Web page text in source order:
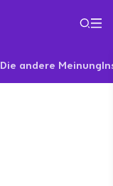
Die andere Meinung